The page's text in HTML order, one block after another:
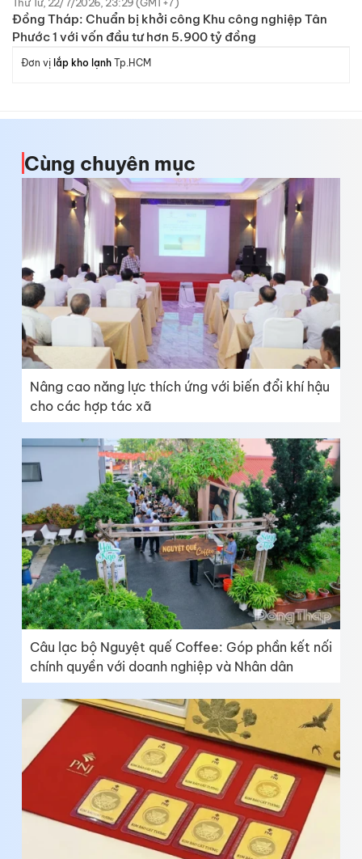
Đồng Tháp: Chuẩn bị khởi công Khu công nghiệp Tân
Phước 1 với vốn đầu tư hơn 5.900 tỷ đồng
Đơn vị lắp kho lạnh Tp.HCM
Cùng chuyên mục
Nâng cao năng lực thích ứng với biến đổi khí hậu
cho các hợp tác xã
Câu lạc bộ Nguyệt quế Coffee: Góp phần kết nối
chính quyền với doanh nghiệp và Nhân dân